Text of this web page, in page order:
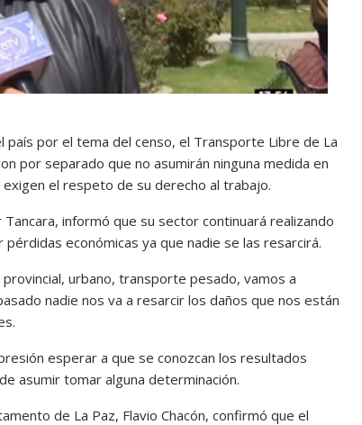
por el tema del censo, el Transporte Libre de La
por separado que no asumirán ninguna medida en
el respeto de su derecho al trabajo.
informó que su sector continuará realizando
económicas ya que nadie se las resarcirá.
urbano, transporte pesado, vamos a
nadie nos va a resarcir los daños que nos están
esperar a que se conozcan los resultados
asumir tomar alguna determinación.
de La Paz, Flavio Chacón, confirmó que el